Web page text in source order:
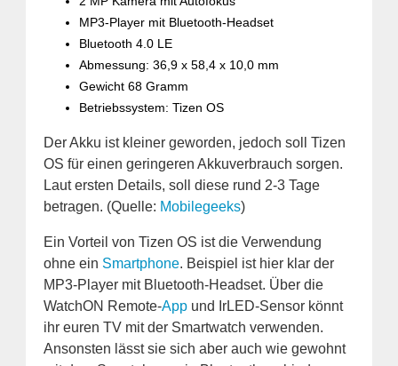
MP3-Player mit Bluetooth-Headset
Bluetooth 4.0 LE
Abmessung: 36,9 x 58,4 x 10,0 mm
Gewicht 68 Gramm
Betriebssystem: Tizen OS
Der Akku ist kleiner geworden, jedoch soll Tizen
OS für einen geringeren Akkuverbrauch sorgen.
Laut ersten Details, soll diese rund 2-3 Tage
betragen. (Quelle: Mobilegeeks)
Ein Vorteil von Tizen OS ist die Verwendung
ohne ein Smartphone. Beispiel ist hier klar der
MP3-Player mit Bluetooth-Headset. Über die
WatchON Remote-App und IrLED-Sensor könnt
ihr euren TV mit der Smartwatch verwenden.
Ansonsten lässt sie sich aber auch wie gewohnt